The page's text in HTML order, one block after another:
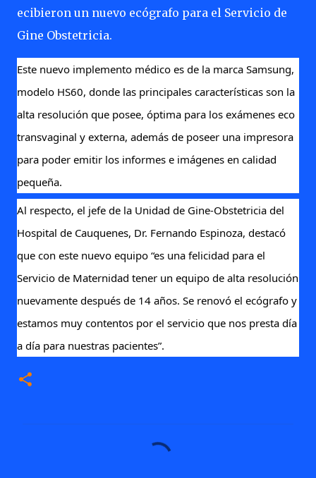
ecibieron un nuevo ecógrafo para el Servicio de
Gine Obstetricia.
Este nuevo implemento médico es de la marca Samsung,
modelo HS60, donde las principales características son la
alta resolución que posee, óptima para los exámenes eco
transvaginal y externa, además de poseer una impresora
para poder emitir los informes e imágenes en calidad
pequeña.
Al respecto, el jefe de la Unidad de Gine-Obstetricia del
Hospital de Cauquenes, Dr. Fernando Espinoza, destacó
que con este nuevo equipo “es una felicidad para el
Servicio de Maternidad tener un equipo de alta resolución
nuevamente después de 14 años. Se renovó el ecógrafo y
estamos muy contentos por el servicio que nos presta día
a día para nuestras pacientes”.